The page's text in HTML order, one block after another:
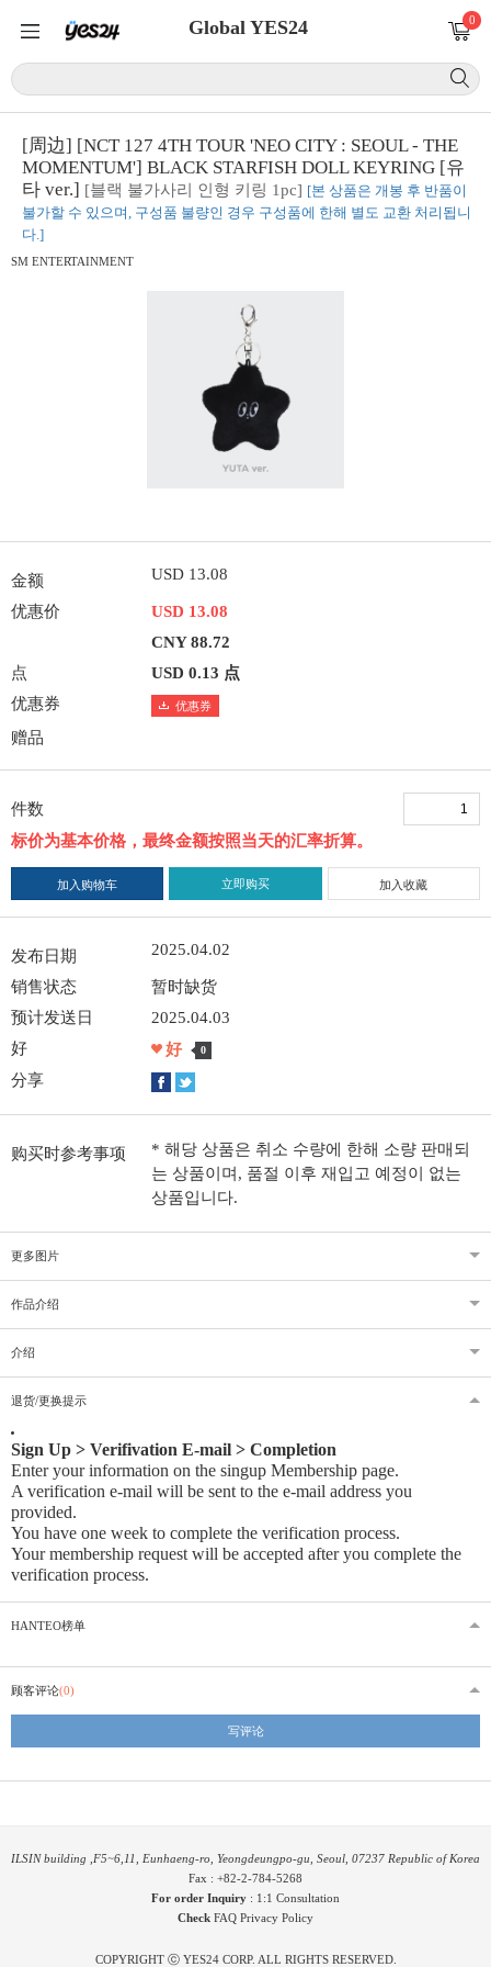
Global YES24 0
[周边] [NCT 127 4TH TOUR 'NEO CITY : SEOUL - THE
MOMENTUM'] BLACK STARFISH DOLL KEYRING [유
타 ver.] [블랙 불가사리 인형 키링 1pc] [본 상품은 개봉 후 반품이
불가할 수 있으며, 구성품 불량인 경우 구성품에 한해 별도 교환 처리됩니
다.]
SM ENTERTAINMENT
金额 USD 13.08
优惠价
USD 13.08
CNY 88.72
点
USD 0.13 点
优惠券
优惠券
赠品
件数
标价为基本价格，最终金额按照当天的汇率折算。
加入购物车 立即购买 加入收藏
发布日期 2025.04.02
销售状态
暂时缺货
预计发送日
2025.04.03
好
好 0
分享
购买时参考事项
* 해당 상품은 취소 수량에 한해 소량 판매되
는 상품이며, 품절 이후 재입고 예정이 없는
상품입니다.
更多图片
作品介绍
介绍
退货/更换提示
Sign Up > Verifivation E-mail > Completion
Enter your information on the singup Membership page.
A verification e-mail will be sent to the e-mail address you
provided.
You have one week to complete the verification process.
Your membership request will be accepted after you complete the
verification process.
HANTEO榜单
顾客评论(0)
写评论
ILSIN building ,F5~6,11, Eunhaeng-ro, Yeongdeungpo-gu, Seoul, 07237 Republic of Korea
Fax : +82-2-784-5268
For order Inquiry : 1:1 Consultation
Check FAQ Privacy Policy
COPYRIGHT ⓒ YES24 CORP. ALL RIGHTS RESERVED.